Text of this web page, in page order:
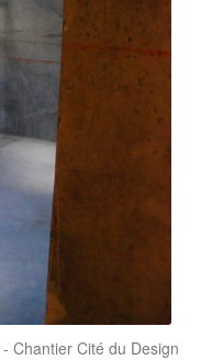
Chantier Cité du Design